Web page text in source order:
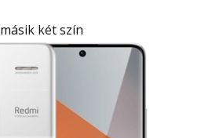
A másik két szín